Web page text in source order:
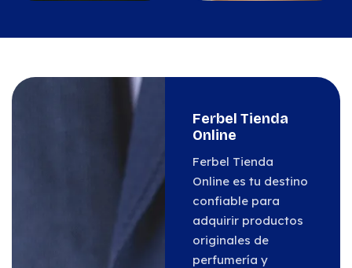
Ferbel Tienda
Online
Ferbel Tienda
Online es tu destino
confiable para
adquirir productos
originales de
perfumería y